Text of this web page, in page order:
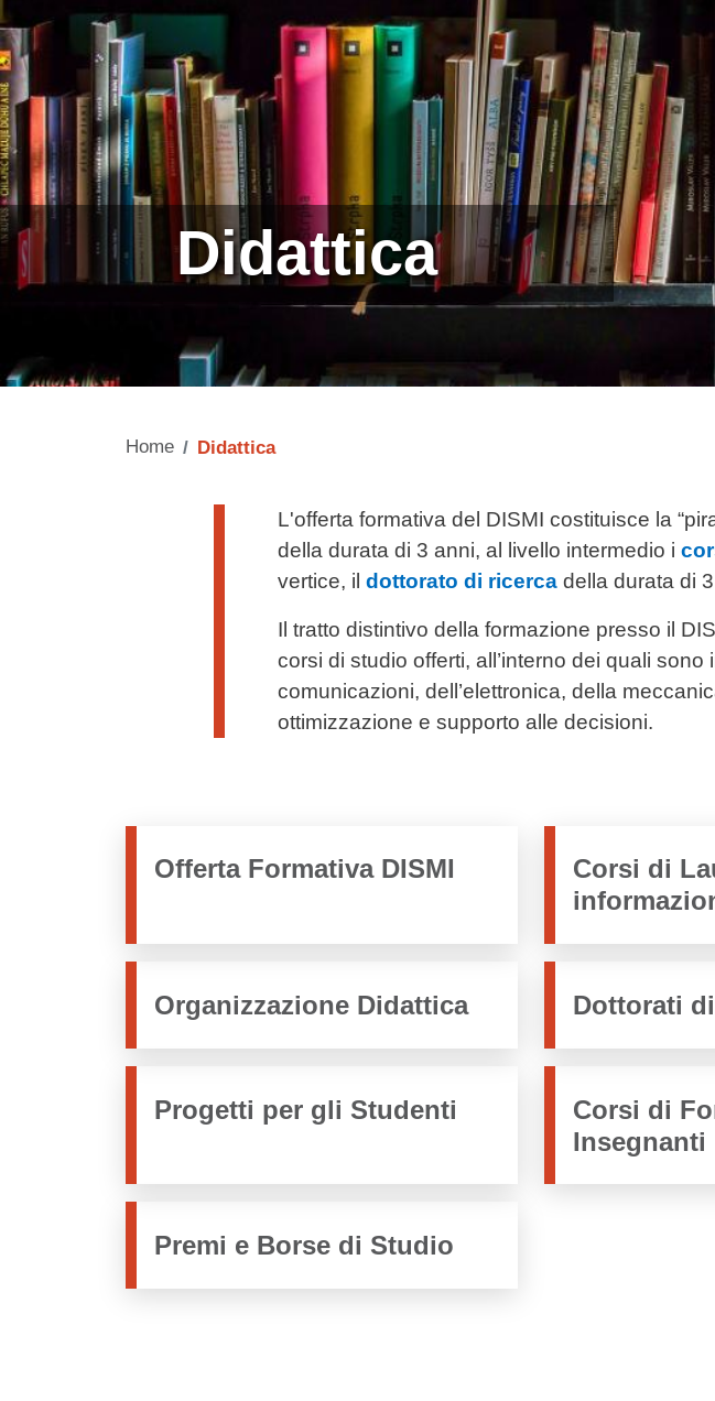
Didattica
Home Didattica
Testo di presentazione
L'offerta formativa del DISMI costituisce la
della durata di 3 anni, al livello intermedio i
vertice, il dottorato di ricerca della durata di
Il tratto distintivo della formazione presso il
corsi di studio offerti, all’interno dei quali
comunicazioni, dell’elettronica, della
ottimizzazione e supporto alle decisioni.
Offerta Formativa DISMI
Corsi di
Organizzazione Didattica Dottorati
Progetti per gli Studenti
Corsi di
Insegnanti
Premi e Borse di Studio